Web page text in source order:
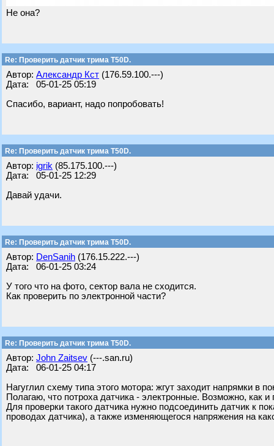
Не она?
Re: Проверить датчик трима Т50D.
Автор: Александр Кст (176.59.100.---)
Дата: 05-01-25 05:19
Спасибо, вариант, надо попробовать!
Re: Проверить датчик трима Т50D.
Автор: igrik (85.175.100.---)
Дата: 05-01-25 12:29
Давай удачи.
Re: Проверить датчик трима Т50D.
Автор: DenSanih (176.15.222.---)
Дата: 06-01-25 03:24
У того что на фото, сектор вала не сходится.
Как проверить по электронной части?
Re: Проверить датчик трима Т50D.
Автор: John Zaitsev (---.san.ru)
Дата: 06-01-25 04:17
Нагуглил схему типа этого мотора: жгут заходит напрямки в
Полагаю, что потроха датчика - электронные. Возможно, как
Для проверки такого датчика нужно подсоединить датчик к
проводах датчика), а также изменяющегося напряжения на